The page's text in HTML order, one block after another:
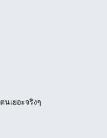
ตนเยอะจริงๆ